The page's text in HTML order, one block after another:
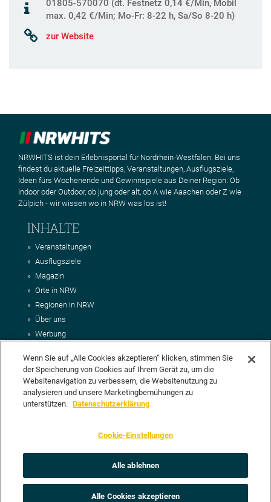
01805-570070 (dt. Festnetz 0,14 €/Min, Mobil
max. 0,42 €/Min; Mo-Fr: 8-22 h, Sa/So 8-20 h)
zur Website
NRWHITS ist dein Erlebnisportal für Nordrhein-Westfalen. Bei uns
findest du aktuelle Freizeittipps, Veranstaltungen, Ausflugsziele,
Ideen fürs Wochenende und Gewinnspiele aus Deiner Region. Ob
Indoor oder Outdoor, ob jung oder alt, ob A wie Aaachen oder Z wie
Zülpich - wir wissen wo in NRW was los ist!
INHALTE
Veranstaltungen
Ausflugsziele
Magazin
Orte in NRW
Regionen in NRW
Über uns
Werbung
Impressum
AGB
Datenschutz
DEIN VORSCHLAG FÜR NRWHITS
vorschlagen? Klasse, dann nutze doch einfach
Unsere Redaktion wird Deinen Vorschlag dann so schnell wie
Wenn Sie auf „Alle Cookies akzeptieren“ klicken, stimmen Sie
der Speicherung von Cookies auf Ihrem Gerät zu, um die
Websitenavigation zu verbessern, die Websitenutzung zu
analysieren und unsere Marketingbemühungen zu
unterstützen. Datenschutzerklärung
Cookie-Einstellungen
Alle ablehnen
Alle Cookies akzeptieren